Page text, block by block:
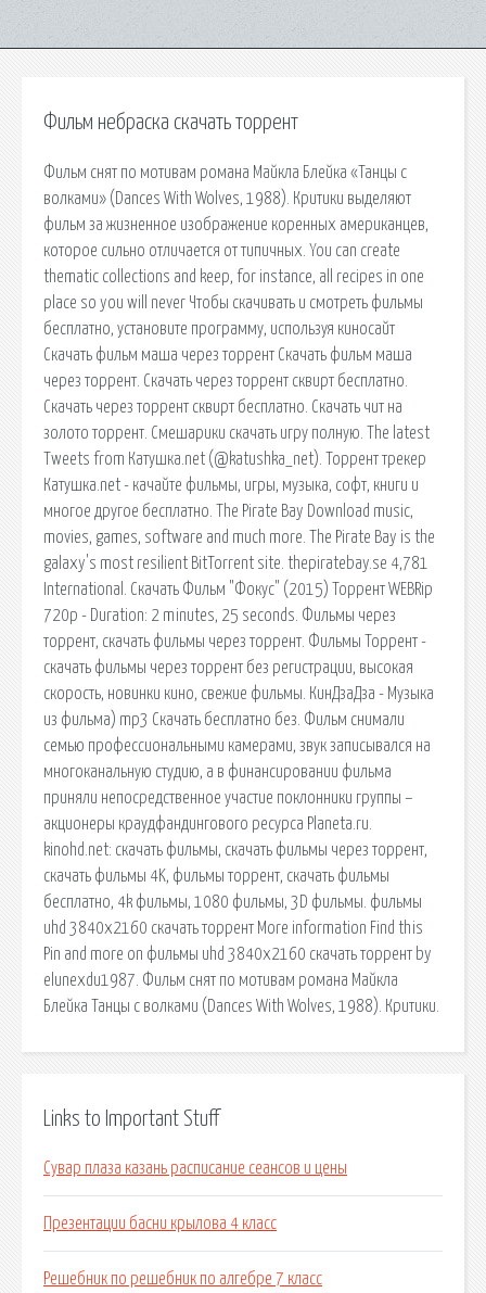
Фильм небраска скачать торрент
Фильм снят по мотивам романа Майкла Блейка «Танцы с
волками» (Dances With Wolves, 1988). Критики выделяют
фильм за жизненное изображение коренных американцев,
которое сильно отличается от типичных. You can create
thematic collections and keep, for instance, all recipes in one
place so you will never Чтобы скачивать и смотреть фильмы
бесплатно, установите программу, используя киносайт
Скачать фильм маша через торрент Скачать фильм маша
через торрент. Скачать через торрент сквирт бесплатно.
Скачать через торрент сквирт бесплатно. Скачать чит на
золото торрент. Смешарики скачать игру полную. The latest
Tweets from Катушка.net (@katushka_net). Торрент трекер
Катушка.net - качайте фильмы, игры, музыка, софт, книги и
многое другое бесплатно. The Pirate Bay Download music,
movies, games, software and much more. The Pirate Bay is the
galaxy's most resilient BitTorrent site. thepiratebay.se 4,781
International. Скачать Фильм "Фокус" (2015) Торрент WEBRip
720p - Duration: 2 minutes, 25 seconds. Фильмы через
торрент, скачать фильмы через торрент. Фильмы Торрент -
скачать фильмы через торрент без регистрации, высокая
скорость, новинки кино, свежие фильмы. КинДзаДза - Музыка
из фильма) mp3 Скачать бесплатно без. Фильм снимали
семью профессиональными камерами, звук записывался на
многоканальную студию, а в финансировании фильма
приняли непосредственное участие поклонники группы –
акционеры краудфандингового ресурса Planeta.ru.
kinohd.net: cкачать фильмы, скачать фильмы через торрент,
скачать фильмы 4K, фильмы торрент, скачать фильмы
бесплатно, 4k фильмы, 1080 фильмы, 3D фильмы. фильмы
uhd 3840x2160 скачать торрент More information Find this
Pin and more on фильмы uhd 3840x2160 скачать торрент by
elunexdu1987. Фильм снят по мотивам романа Майкла
Блейка Танцы с волками (Dances With Wolves, 1988). Критики.
Links to Important Stuff
Сувар плаза казань расписание сеансов и цены
Презентации басни крылова 4 класс
Решебник по решебник по алгебре 7 класс